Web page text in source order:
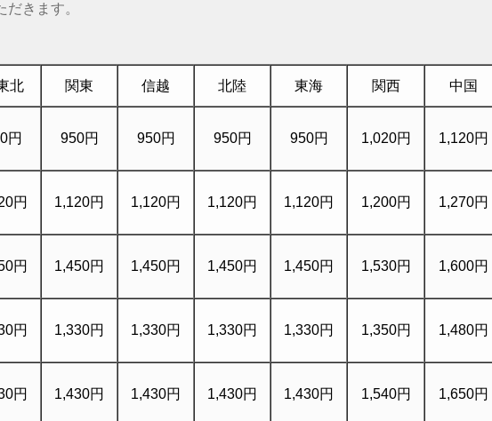
きます。
北 関東 信越 北陸 東海 関西 中国
円 950円 950円 950円 950円 1,020円 1,120円
円 1,120円 1,120円 1,120円 1,120円 1,200円 1,270円
円 1,450円 1,450円 1,450円 1,450円 1,530円 1,600円
円 1,330円 1,330円 1,330円 1,330円 1,350円 1,480円
円 1,430円 1,430円 1,430円 1,430円 1,540円 1,650円